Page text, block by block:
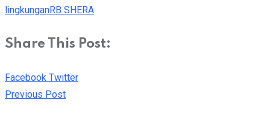
lingkunganRB SHERA
Share This Post:
Facebook TwitterYoutube
Whatsapp
Cloud
StumbleUpon
Print
Share
Previous Post